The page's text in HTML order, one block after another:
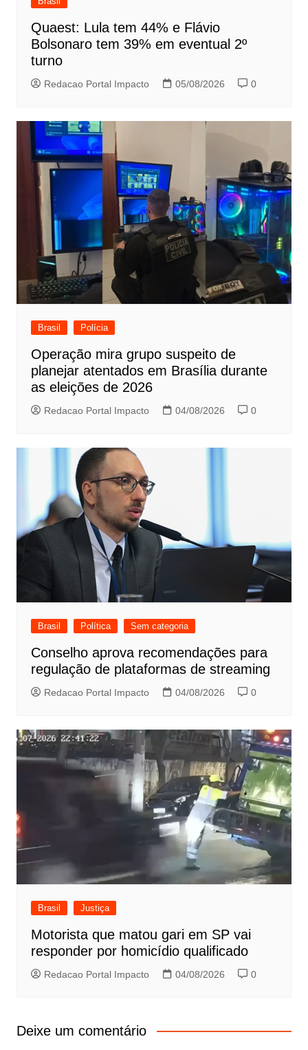
Quaest: Lula tem 44% e Flávio
Bolsonaro tem 39% em eventual 2º
turno
Redacao Portal Impacto 05/08/2026 0
Brasil Polícia
Operação mira grupo suspeito de
planejar atentados em Brasília durante
as eleições de 2026
Redacao Portal Impacto 04/08/2026 0
Brasil Política Sem categoria
Conselho aprova recomendações para
regulação de plataformas de streaming
Redacao Portal Impacto 04/08/2026 0
Brasil Justiça
Motorista que matou gari em SP vai
responder por homicídio qualificado
Redacao Portal Impacto 04/08/2026 0
Deixe um comentário